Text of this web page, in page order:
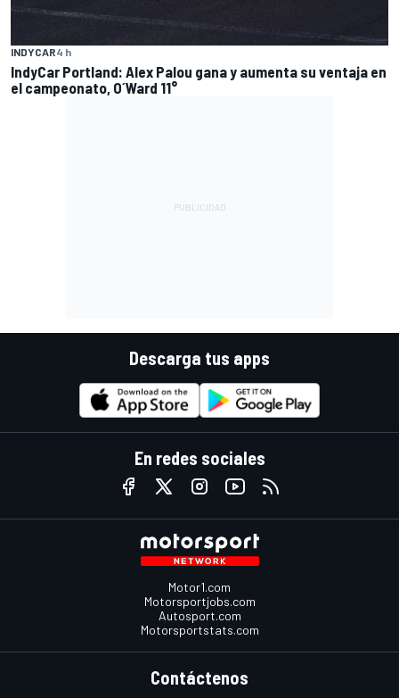
INDYCAR4 h
IndyCar Portland: Alex Palou gana y aumenta su ventaja en
el campeonato, O´Ward 11°
Descarga tus apps
En redes sociales
Motor1.com
Motorsportjobs.com
Autosport.com
Motorsportstats.com
Contáctenos